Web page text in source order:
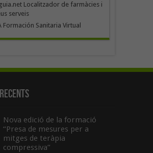
Localitzador de farmàcies i
serveis
Formación Sanitaria Virtual
Nova edició de la formació
“Presa de mesures per a
mitges de teràpia
compressiva”